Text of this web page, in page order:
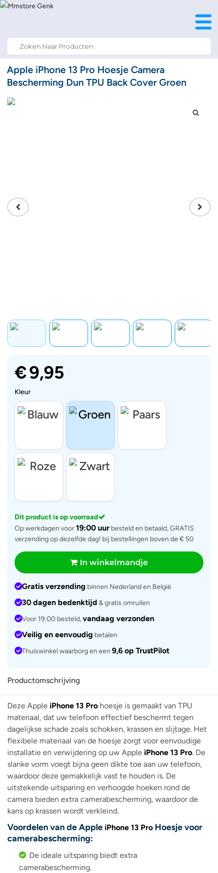
Apple iPhone 13 Pro Hoesje Camera
Bescherming Dun TPU Back Cover Groen
€9,95
Kleur
Dit product is op voorraad
Op werkdagen voor19:00 uur besteld en betaald, GRATIS
verzending op dezelfde dag! bij bestellingen boven de € 50
In winkelmandje
Gratis verzending binnen Nederland en België
30 dagen bedenktijd & gratis omruilen
Voor 19:00 besteld,vandaag verzonden
Veilig en eenvoudig betalen
Thuiswinkel waarborg en een 9,6 op TrustPilot
Productomschrijving
Deze Apple iPhone 13 Pro hoesje is gemaakt van TPU
materiaal, dat uw telefoon effectief beschermt tegen
dagelijkse schade zoals schokken, krassen en slijtage. Het
flexibele materiaal van de hoesje zorgt voor eenvoudige
installatie en verwijdering op uw Apple iPhone 13 Pro. De
slanke vorm voegt bijna geen dikte toe aan uw telefoon,
waardoor deze gemakkelijk vast te houden is. De
uitstekende uitsparing en verhoogde hoeken rond de
camera bieden extra camerabescherming, waardoor de
kans op krassen wordt verkleind.
Voordelen van de Apple iPhone 13 Pro Hoesje voor
camerabescherming:
De ideale uitsparing biedt extra
camerabescherming.